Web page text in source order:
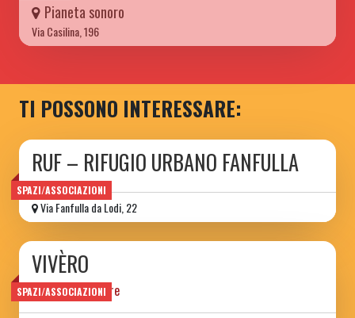
Pianeta sonoro
Via Casilina, 196
TI POSSONO INTERESSARE:
SPAZI/ASSOCIAZIONI
RUF – RIFUGIO URBANO FANFULLA
Via Fanfulla da Lodi, 22
SPAZI/ASSOCIAZIONI
VIVÈRO
luogo di quartiere